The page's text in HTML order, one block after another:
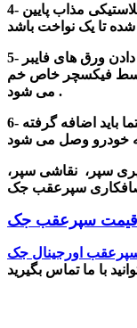
4- سرد کردن پلاستیک : در این مرحله دمای پلاستیکی مذاب پایین
5- خمکاری نهایی : پس از نفوذ پلاستیک و قرار دادن ورق های فایبر
فیکسچر خاص خم
می شود .
6- پلیسه گیری : در این مرحله پلیسه های حتما باید اضافه گرفته
سپر، نقاشی سپر،